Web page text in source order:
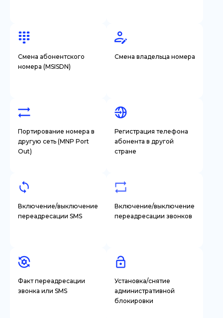
Смена абонентского
номера (MSISDN)
Смена владельца номера
Портирование номера в
другую сеть (MNP Port
Out)
Регистрация телефона
абонента в другой
стране
Включение/выключение
переадресации SMS
Включение/выключение
переадресации звонков
Факт переадресации
звонка или SMS
Установка/снятие
административной
блокировки